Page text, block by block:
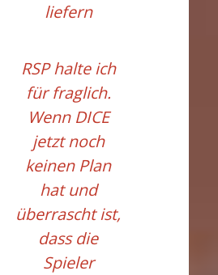
liefern
RSP halte ich
für fraglich.
Wenn DICE
jetzt noch
keinen Plan
hat und
überrascht ist,
dass die
Spieler